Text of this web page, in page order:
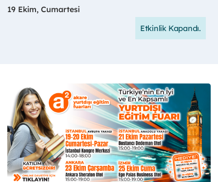
19 Ekim, Cumartesi
Etkinlik Kapandı.